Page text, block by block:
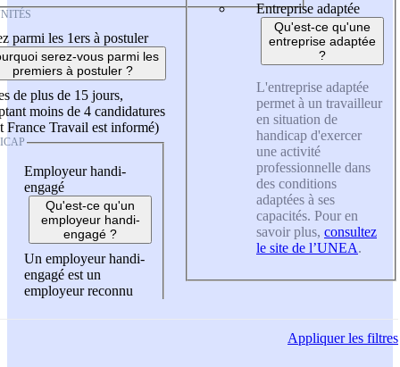
parmi les 1ers à postuler
serez-vous parmi les
premiers à postuler ?
de plus de 15 jours,
moins de 4 candidatures
France Travail est informé)
Employeur handi-
engagé
Qu'est-ce qu'un
employeur handi-
engagé ?
Un employeur handi-
engagé est un
employeur reconnu
Entreprise adaptée
Qu'est-ce qu'une
entreprise adaptée
?
L'entreprise adaptée
permet à un travailleur
en situation de
handicap d'exercer
une activité
professionnelle dans
des conditions
adaptées à ses
capacités. Pour en
savoir plus, consultez
le site de l’UNEA.
Appliquerles filtres